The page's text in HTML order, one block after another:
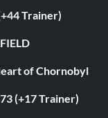
Trainer)
of Chornobyl
(+17 Trainer)